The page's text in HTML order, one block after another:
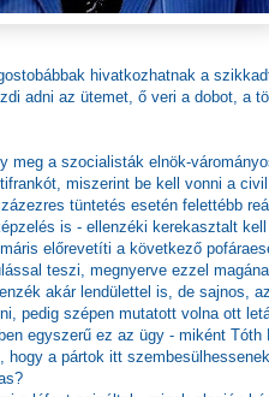
hivatkozhatnak a
adni az ütemet, ő veri a dobot, a
meg a szocialisták elnök-
miszerint be kell vonni a
tüntetés esetén felettébb
is - ellenzéki kerekasztalt
előrevetíti a következő
teszi, megnyerve ezzel
akár lendülettel is, de sajnos,
pedig szépen mutatott volna ott
egyszerű ez az ügy - miként
hogy a pártok itt